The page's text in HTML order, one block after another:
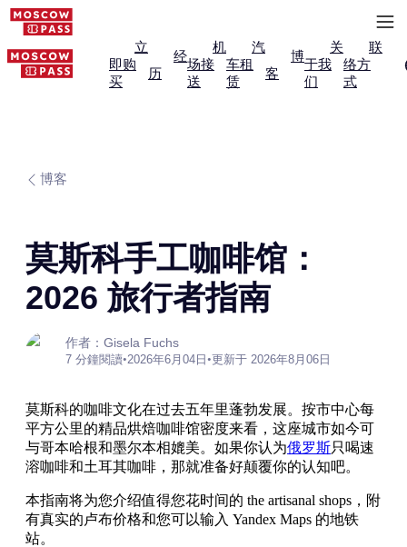
立
即购
买
经
历
机
场接
送
汽
车租
赁
博
客
关
于我
们
联
络方
式
博客
莫斯科手工咖啡馆：
2026 旅行者指南
作者：Gisela Fuchs
7 分鐘閱讀•2026年6月04日 •更新于 2026年8月06日
莫斯科的咖啡文化在过去五年里蓬勃发展。按市中心每
平方公里的精品烘焙咖啡馆密度来看，这座城市如今可
与哥本哈根和墨尔本相媲美。如果你认为俄罗斯只喝速
溶咖啡和土耳其咖啡，那就准备好颠覆你的认知吧。
本指南将为您介绍值得您花时间的 the artisanal shops，附
有真实的卢布价格和您可以输入 Yandex Maps 的地铁
站。